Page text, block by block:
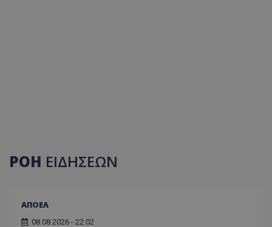
ΡΟΗ ΕΙΔΗΣΕΩΝ
ΑΠΟΕΛ
08.08.2026 - 22:02